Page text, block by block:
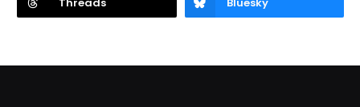
Threads Bluesky